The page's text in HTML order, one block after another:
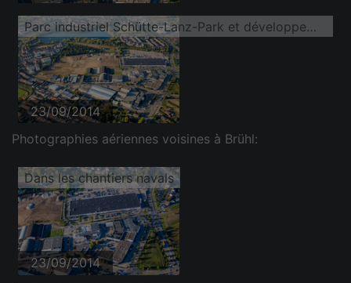
Parc industriel Schütte-Lanz-Park et développement d'entreprises dans le district de Rheinau
23/09/2014
Photographies aériennes voisines à Brühl:
Dans les chantiers navals
23/09/2014